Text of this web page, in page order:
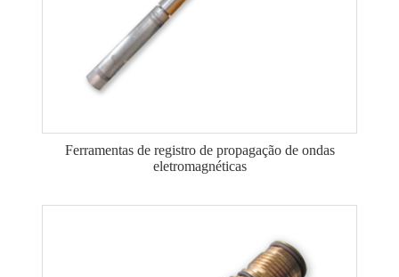
Ferramentas de registro de propagação de ondas
eletromagnéticas